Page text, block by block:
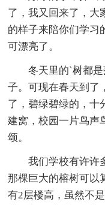
了，我又回来了，大
的样子来陪你们学习
可漂亮了。
冬天里的`树都是
子。可现在春天到了
了，碧绿碧绿的，十
建窝，校园一片鸟声
颂。
我们学校有许许多
那棵巨大的榕树可以
有2层楼高，虽然不